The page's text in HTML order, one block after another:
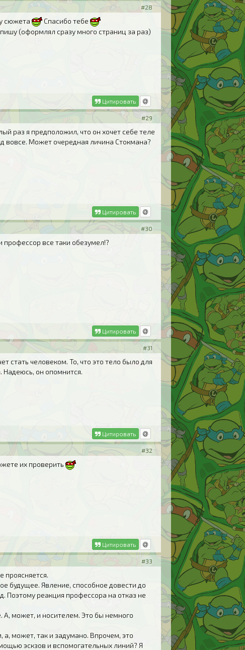
#28
сюжета
Спасибо тебе
(оформлял сразу много страниц за раз)
Цитировать
#29
раз я предположил, что он хочет себе теле
вовсе. Может очередная личина Стокмана?
Цитировать
#30
все таки обезумел!?
Цитировать
#31
стать человеком. То, что это тело было для
Надеюсь, он опомнится.
Цитировать
#32
их проверить
Цитировать
#33
проясняется.
будущее. Явление, способное довести до
Поэтому реакция профессора на отказ не
может, и носителем. Это бы немного
может, так и задумано. Впрочем, это
эскзов и вспомогательных линий? Я